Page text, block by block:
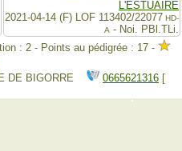
L'ESTUAIRE
2021-04-14 (F) LOF 113402/22077 HD-
A - Noi. PBl.TLi.
: 2 - Points au pédigrée : 17 -
DE BIGORRE
0665621316 [